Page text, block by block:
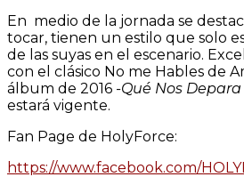
En medio de la jornada se
tocar, tienen un estilo que solo
de las suyas en el escenario.
con el clásico No me Hables de
álbum de 2016 -Qué Nos
estará vigente.
Fan Page de HolyForce:
https://www.facebook.com/